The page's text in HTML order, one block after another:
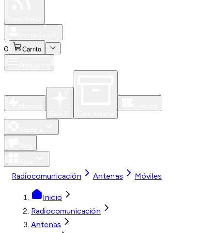
0 Carrito
Radiocomunicación Antenas Móviles
Inicio
Radiocomunicación
Antenas